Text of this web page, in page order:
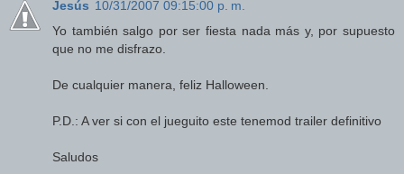
Jesús 10/31/2007 09:15:00 p. m.
Yo también salgo por ser fiesta nada más y, por supuesto
que no me disfrazo.
De cualquier manera, feliz Halloween.
P.D.: A ver si con el jueguito este tenemod trailer definitivo
Saludos